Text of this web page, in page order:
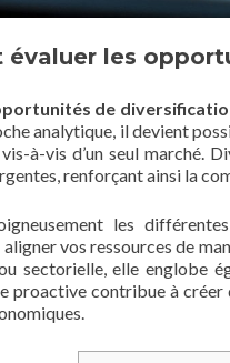
évaluer les
de
analytique, il devient
à-vis d’un seul marché.
renforçant ainsi la
les
vos ressources de
sectorielle, elle englobe
proactive contribue à